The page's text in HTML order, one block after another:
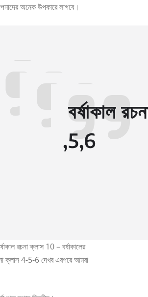
অনেক উপকারে লাগবে।
বর্ষাকাল
,5,6
রচনা ক্লাস 10 – বর্ষাকালের
ক্লাস 4-5-6 দেখব এরপরে আমরা